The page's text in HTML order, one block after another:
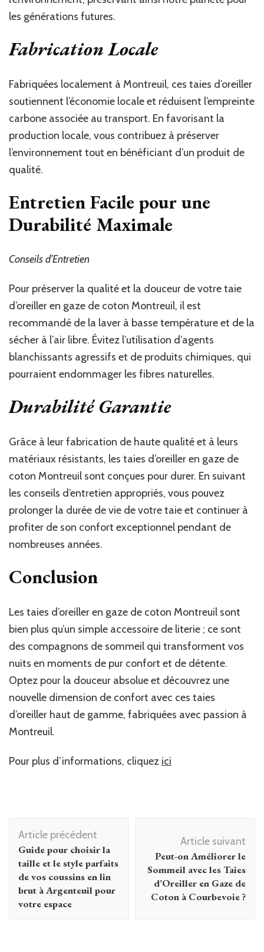
les générations futures.
Fabrication Locale
Fabriquées localement à Montreuil, ces taies d’oreiller
soutiennent l’économie locale et réduisent l’empreinte
carbone associée au transport. En favorisant la
production locale, vous contribuez à préserver
l’environnement tout en bénéficiant d’un produit de
qualité.
Entretien Facile pour une
Durabilité Maximale
Conseils d’Entretien
Pour préserver la qualité et la douceur de votre taie
d’oreiller en gaze de coton Montreuil, il est
recommandé de la laver à basse température et de la
sécher à l’air libre. Évitez l’utilisation d’agents
blanchissants agressifs et de produits chimiques, qui
pourraient endommager les fibres naturelles.
Durabilité Garantie
Grâce à leur fabrication de haute qualité et à leurs
matériaux résistants, les taies d’oreiller en gaze de
coton Montreuil sont conçues pour durer. En suivant
les conseils d’entretien appropriés, vous pouvez
prolonger la durée de vie de votre taie et continuer à
profiter de son confort exceptionnel pendant de
nombreuses années.
Conclusion
Les taies d’oreiller en gaze de coton Montreuil sont
bien plus qu’un simple accessoire de literie ; ce sont
des compagnons de sommeil qui transforment vos
nuits en moments de pur confort et de détente.
Optez pour la douceur absolue et découvrez une
nouvelle dimension de confort avec ces taies
d’oreiller haut de gamme, fabriquées avec passion à
Montreuil.
Pour plus d’informations, cliquez ici
Navigation
d'article
Article précédent
Guide pour choisir la
taille et le style parfaits
de vos coussins en lin
brut à Argenteuil pour
votre espace
Article suivant
Peut-on Améliorer le
Sommeil avec les Taies
d’Oreiller en Gaze de
Coton à Courbevoie ?